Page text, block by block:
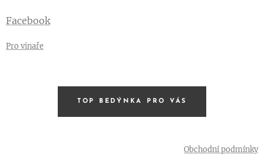
Facebook
Pro vinaře
TOP BEDÝNKA PRO VÁS
Obchodní podmínky